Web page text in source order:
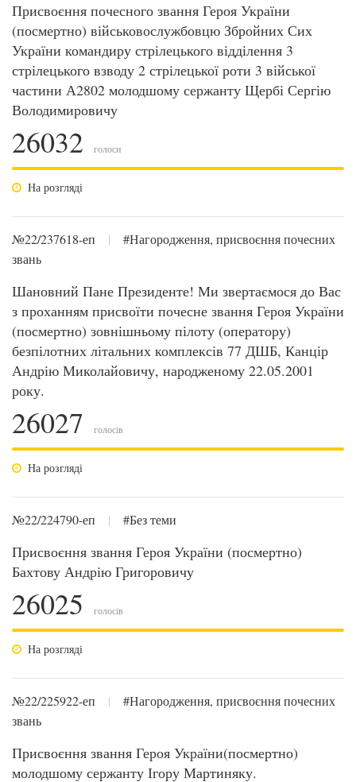
Присвоєння почесного звання Героя України
(посмертно) військовослужбовцю Збройних Сих
України командиру стрілецького відділення 3
стрілецького взводу 2 стрілецької роти 3 війської
частини А2802 молодшому сержанту Щербі Сергію
Володимировичу
26032 голоси
На розгляді
№22/237618-еп |
#Нагородження, присвоєння почесних
звань
Шановний Пане Президенте! Ми звертаємося до Вас
з проханням присвоїти почесне звання Героя України
(посмертно) зовнішньому пілоту (оператору)
безпілотних літальних комплексів 77 ДШБ, Канцір
Андрію Миколайовичу, народженому 22.05.2001
року.
26027 голосів
На розгляді
№22/224790-еп | #Без теми
Присвоєння звання Героя України (посмертно)
Бахтову Андрію Григоровичу
26025 голосів
На розгляді
№22/225922-еп |
#Нагородження, присвоєння почесних
звань
Присвоєння звання Героя України(посмертно)
молодшому сержанту Ігору Мартиняку.